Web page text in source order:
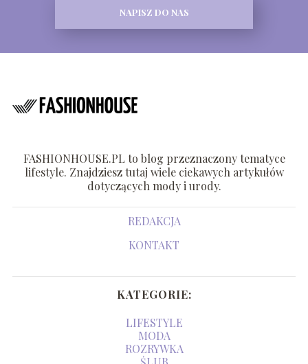
NAPISZ DO NAS
FASHIONHOUSE.PL to blog przeznaczony tematyce
lifestyle. Znajdziesz tutaj wiele ciekawych artykułów
dotyczących mody i urody.
REDAKCJA
KONTAKT
KATEGORIE:
LIFESTYLE
MODA
ROZRYWKA